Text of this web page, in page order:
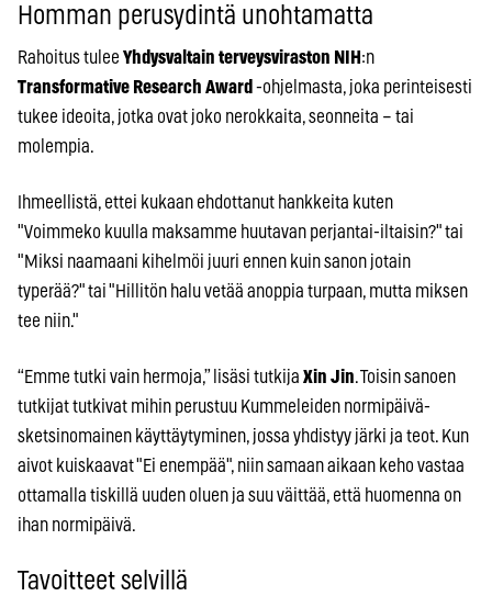
Homman perusydintä unohtamatta
Rahoitus tulee Yhdysvaltain terveysviraston NIH :n
Transformative Research Award -ohjelmasta, joka perinteisesti
tukee ideoita, jotka ovat joko nerokkaita, seonneita – tai
molempia.
Ihmeellistä, ettei kukaan ehdottanut hankkeita kuten
"Voimmeko kuulla maksamme huutavan perjantai-iltaisin?" tai
"Miksi naamaani kihelmöi juuri ennen kuin sanon jotain
typerää?" tai "Hillitön halu vetää anoppia turpaan, mutta miksen
tee niin."
“Emme tutki vain hermoja,” lisäsi tutkija Xin Jin. Toisin sanoen
tutkijat tutkivat mihin perustuu Kummeleiden normipäivä-
sketsinomainen käyttäytyminen, jossa yhdistyy järki ja teot. Kun
aivot kuiskaavat "Ei enempää", niin samaan aikaan keho vastaa
ottamalla tiskillä uuden oluen ja suu väittää, että huomenna on
ihan normipäivä.
Tavoitteet selvillä